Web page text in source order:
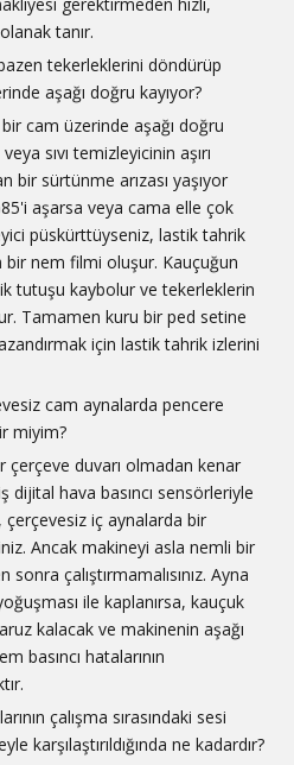
tanır.
tekerleklerini döndürüp
aşağı doğru kayıyor?
cam üzerinde aşağı doğru
sıvı temizleyicinin aşırı
bir sürtünme arızası yaşıyor
aşarsa veya cama elle çok
püskürttüyseniz, lastik tahrik
bir nem filmi oluşur. Kauçuğun
tutuşu kaybolur ve tekerleklerin
Tamamen kuru bir ped setine
için lastik tahrik izlerini
cam aynalarda pencere
miyim?
çerçeve duvarı olmadan kenar
dijital hava basıncı sensörleriyle
çerçevesiz iç aynalarda bir
Ancak makineyi asla nemli bir
çalıştırmamalısınız. Ayna
ile kaplanırsa, kauçuk
kalacak ve makinenin aşağı
basıncı hatalarının
çalışma sırasındaki sesi
karşılaştırıldığında ne kadardır?